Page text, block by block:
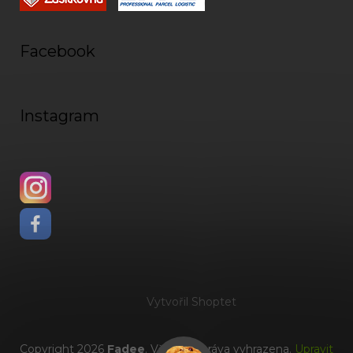
Facebook
Instagram
Vytvořil Shoptet
Copyright 2026 Fadee. Všechna práva vyhrazena. Upravit